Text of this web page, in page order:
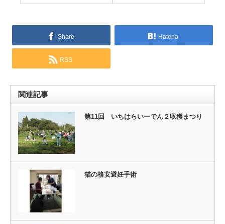
Share Hatena
RSS
関連記事
第11回 いちはらいーでん２収穫まつり
猫の格安避妊手術